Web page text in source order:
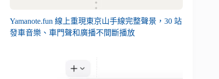
Yamanote.fun 線上重現東京山手線完整聲景，30 站
發車音樂、車門聲和廣播不間斷播放